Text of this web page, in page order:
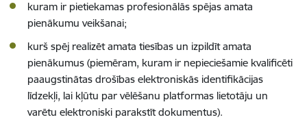
kuram ir pietiekamas profesionālās spējas amata
pienākumu veikšanai;
kurš spēj realizēt amata tiesības un izpildīt amata
pienākumus (piemēram, kuram ir nepieciešamie kvalificēti
paaugstinātas drošības elektroniskās identifikācijas
līdzekļi, lai kļūtu par vēlēšanu platformas lietotāju un
varētu elektroniski parakstīt dokumentus).